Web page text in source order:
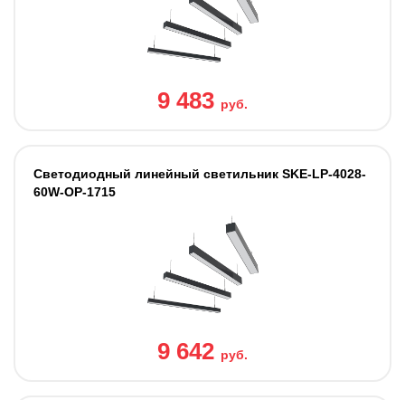
9 483 руб.
Светодиодный линейный светильник SKE-LP-4028-
60W-OP-1715
9 642 руб.